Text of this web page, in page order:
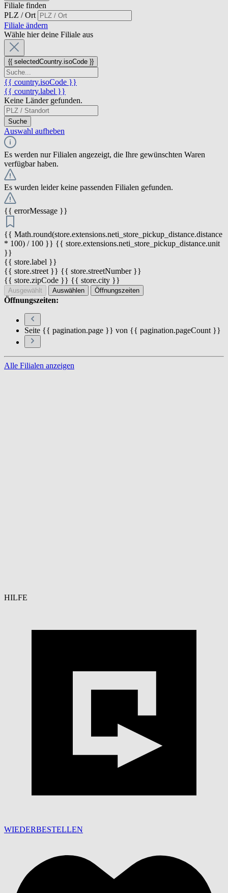
Filiale finden
PLZ / Ort
Filiale ändern
Wähle hier deine Filiale aus
{{ selectedCountry.isoCode }}
{{ country.isoCode }}
{{ country.label }}
Keine Länder gefunden.
Suche
Auswahl aufheben
Es werden nur Filialen angezeigt, die Ihre gewünschten Waren
verfügbar haben.
Es wurden leider keine passenden Filialen gefunden.
{{ errorMessage }}
{{ Math.round(store.extensions.neti_store_pickup_distance.distance
* 100) / 100 }} {{ store.extensions.neti_store_pickup_distance.unit
}}
{{ store.label }}
{{ store.street }} {{ store.streetNumber }}
{{ store.zipCode }} {{ store.city }}
Ausgewählt Auswählen Öffnungszeiten
Öffnungszeiten:
Seite {{ pagination.page }} von {{ pagination.pageCount }}
Alle Filialen anzeigen
HILFE
WIEDERBESTELLEN